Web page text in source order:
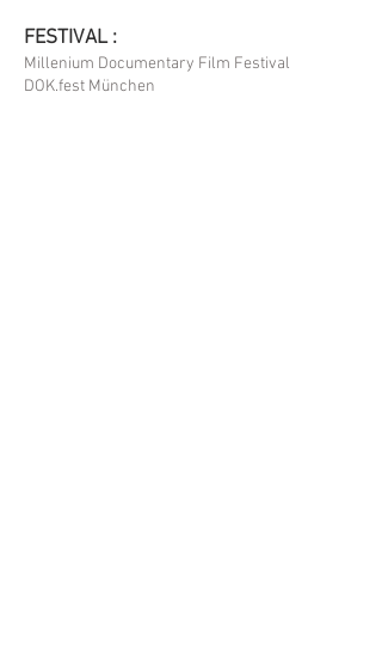
FESTIVAL :
Millenium Documentary Film Festival
DOK.fest München